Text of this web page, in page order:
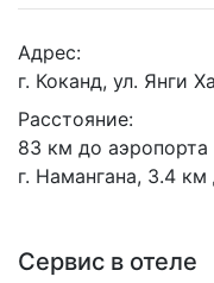
Адрес:
г. Коканд, ул. Янги
Расстояние:
83 км до
г. Намангана, 3.4
Сервис в отеле